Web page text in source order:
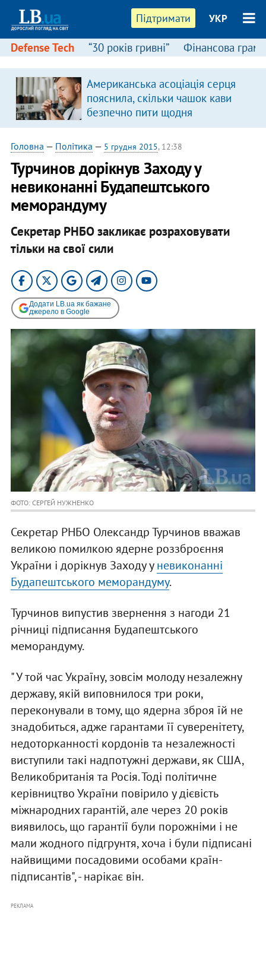
Підтримати УКР
Defense Tech “30 років гривні” Фінансова
Американська асоціація серця
пояснила, скільки чашок кави
безпечно пити щодня
Головна — Політика — 5 грудня 2015, 12:38
Турчинов дорікнув Заходу у
невиконанні Будапештського
меморандуму
Секретар РНБО закликає розраховувати
тільки на свої сили
Додати LB.ua як бажане
джерело в Google
ФОТО: СЕРГЕЙ НУЖНЕНКО
Секретар РНБО Олександр Турчинов вважав
великою помилкою ядерне роззброєння
України і дорікнув Заходу уневиконанні
Будапештського меморандуму.
Турчинов випустив звернення з нагоди 21
річниці підписання Будапештського
меморандуму.
" У той час Україну, зовсім молоду незалежну
державу, якій виповнилося три роки,
переконували в тому, що ядерна зброя їй не
знадобиться, адже гарантами її суверенітету,
недоторканності кордонів та незалежності
виступили такі надпотужні держави, як США,
Великобританія та Росія. Тоді політичне
керівництво України повірило у дієвість
міжнародних гарантій, але через 20 років
виявилось, що гарантії були порожніми і не
мали жодного підгрунтя, хоча і були підписані
найвищими посадовими особами країн-
підписантів", - нарікає він.
РЕКЛАМА